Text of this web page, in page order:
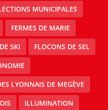
MUNICIPALES
FERMES DE MARIE
SKI FLOCONS DE SEL
LYONNAIS DE MEGÈVE
ILLUMINATION